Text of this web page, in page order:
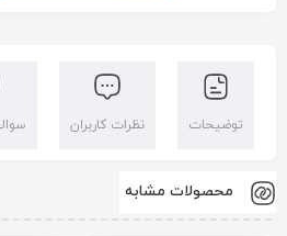
توضیحات نظرات کاربران
محصولات مشابه